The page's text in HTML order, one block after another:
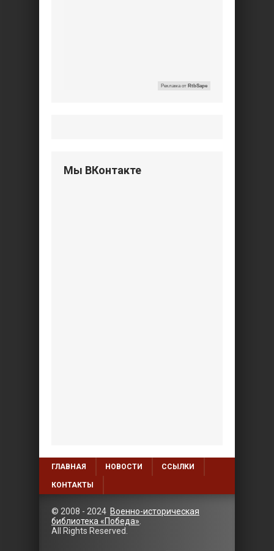
Реклама от RtbSape
Мы ВКонтакте
ГЛАВНАЯ НОВОСТИ ССЫЛКИ
КОНТАКТЫ
© 2008 - 2024 Военно-историческая
библиотека «Победа»
All Rights Reserved.